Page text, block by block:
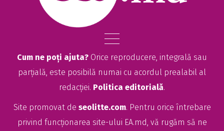
Cum ne poți ajuta? Orice reproducere, integrală sau
parțială, este posibilă numai cu acordul prealabil al
redacției. Politica editorială.
Site promovat de seolitte.com. Pentru orice întrebare
privind funcționarea site-ului EA.md, vă rugăm să ne